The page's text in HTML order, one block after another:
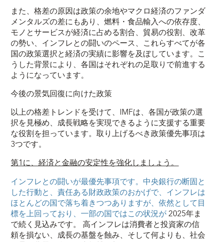
また、格差の原因は政策の余地やマクロ経済のファンダ
メンタルズの差にもあり、燃料・食品輸入への依存度、
モノとサービスが経済に占める割合、貿易の役割、改革
の勢い、インフレとの闘いのペース、これらすべてが各
国の政策選択と経済の実績に影響を及ぼしています。こ
うした背景により、各国はそれぞれの足取りで前進する
ようになっています。
今後の景気回復に向けた政策
以上の格差トレンドを受けて、IMFは、各国が政策の選
択を見極め、成長戦略を実現できるように支援する重要
な役割を担っています。取り上げるべき政策優先事項は
3つです。
第1に、経済と金融の安定性を強化しましょう。
インフレとの闘いが最優先事項です。中央銀行の断固と
した行動と、責任ある財政政策のおかげで、インフレは
ほとんどの国で落ち着きつつありますが、依然として目
標を上回っており、一部の国ではこの状況が2025年ま
で続く見込みです。 高インフレは消費者と投資家の信
頼を損ない、成長の基盤を蝕み、そして何よりも、社会